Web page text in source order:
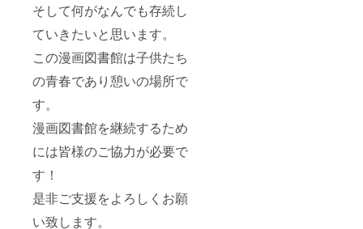
そして何がなんでも存続し
ていきたいと思います。
この漫画図書館は子供たち
の青春であり憩いの場所で
す。
漫画図書館を継続するため
には皆様のご協力が必要で
す！
是非ご支援をよろしくお願
い致します。